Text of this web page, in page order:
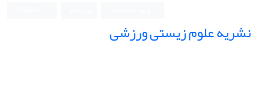
نشریه علوم زیستی ورزشی